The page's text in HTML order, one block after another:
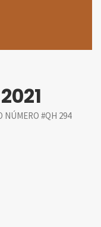
2021
NÚMERO #QH 294